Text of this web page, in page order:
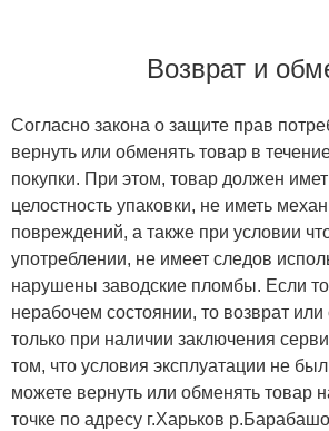
Возврат и
Согласно закона о защите прав
вернуть или обменять товар в
покупки. При этом, товар должен
целостность упаковки, не иметь
повреждений, а также при условии
употреблении, не имеет следов
нарушены заводские пломбы. Если
нерабочем состоянии, то возврат
только при наличии заключения
том, что условия эксплуатации не
можете вернуть или обменять товар
точке по адресу г.Харьков